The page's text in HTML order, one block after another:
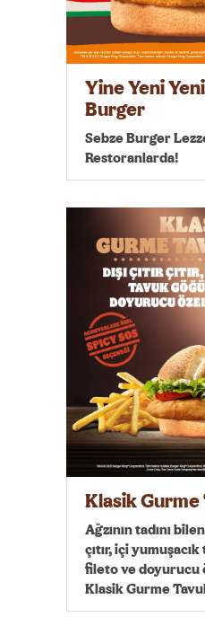
Yine Yeni
Burger
Sebze Burger
Restoranlarda!
Klasik Gurme
Ağzının tadını
çıtır, içi
fileto ve doyurucu
Klasik Gurme